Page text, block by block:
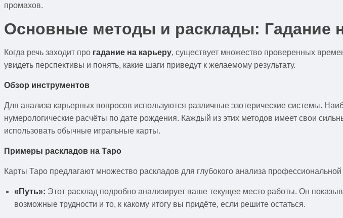
промахов.
Основные методы и расклады: Гадание
Когда речь заходит про гадание на карьеру, существует множество проверенных
увидеть перспективы и понять, какие шаги приведут к желаемому результату.
Обзор инструментов
Для анализа карьерных вопросов используются различные эзотерические системы.
нумерологические расчёты по дате рождения. Каждый из этих методов имеет свои
использовать обычные игральные карты.
Примеры раскладов на Таро
Карты Таро предлагают множество раскладов для глубокого анализа
«Путь»: Этот расклад подробно анализирует ваше текущее место работы. Он
возможные трудности и то, к какому итогу вы придёте, если решите остаться.